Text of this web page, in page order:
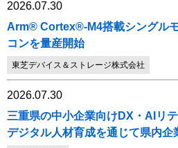
2026.07.30
Arm® Cortex®-M4搭載シングル
コンを量産開始
東芝デバイス＆ストレージ株式会社
2026.07.30
三重県の中小企業向けDX・AIリ
デジタル人材育成を通じて県内企